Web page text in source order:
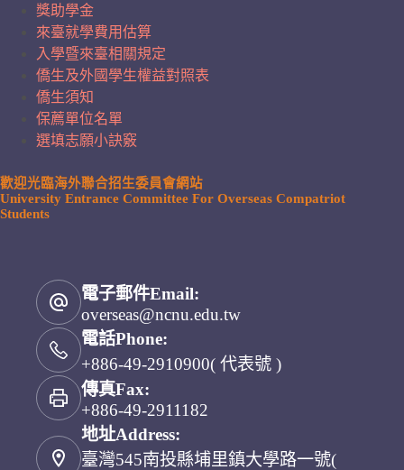
獎助學金
來臺就學費用估算
入學暨來臺相關規定
僑生及外國學生權益對照表
僑生須知
保薦單位名單
選填志願小訣竅
歡迎光臨海外聯合招生委員會網站
University Entrance Committee For Overseas Compatriot
Students
電子郵件Email:
overseas@ncnu.edu.tw
電話Phone:
+886-49-2910900( 代表號 )
傳真Fax:
+886-49-2911182
地址Address:
臺灣545南投縣埔里鎮大學路一號(